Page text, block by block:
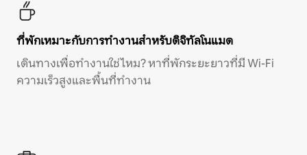
ที่พักเหมาะกับการทำงานสำหรับดิจิทัลโนแมด
เดินทางเพื่อทำงานใช่ไหม? หาที่พักระยะยาวที่มี Wi-Fi
ความเร็วสูงและพื้นที่ทำงาน